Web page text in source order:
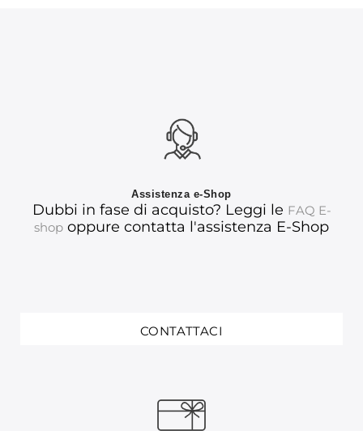
Assistenza e-Shop
Dubbi in fase di acquisto? Leggi le FAQ E-
shop oppure contatta l'assistenza E-Shop
CONTATTACI